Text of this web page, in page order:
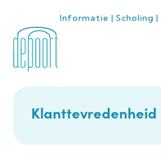
Informatie | Scholing |
Klanttevredenheid